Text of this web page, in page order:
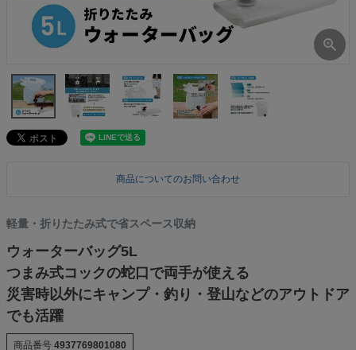
商品についてのお問い合わせ
軽量・折りたたみ式で省スペース収納
ウォーターバッグ5L
つまみ式コックの蛇口で両手が使える
災害時以外にキャンプ・釣り・登山などのアウトドア
でも活躍
商品番号 4937769801080